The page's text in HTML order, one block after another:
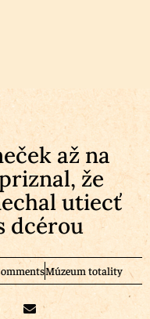
až na
že
utiecť
dcérou
Múzeum totality